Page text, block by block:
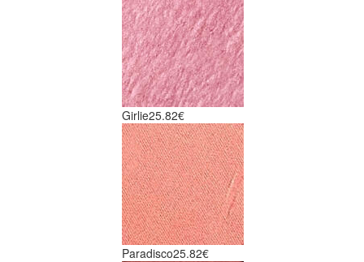
Girlie25.82€
Paradisco25.82€